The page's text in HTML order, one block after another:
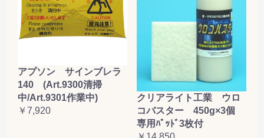
アプソン サインブレラ
140 (Art.9300清掃
中/Art.9301作業中)
￥7,920
クリアライト工業 ウロ
コバスター 450g×3個
専用ﾊﾟｯﾄﾞ3枚付